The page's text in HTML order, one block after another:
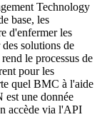
Technology
base, les
d'enfermer les
solutions de
le processus de
pour les
quel BMC à l'aide
est une donnée
accède via l'API